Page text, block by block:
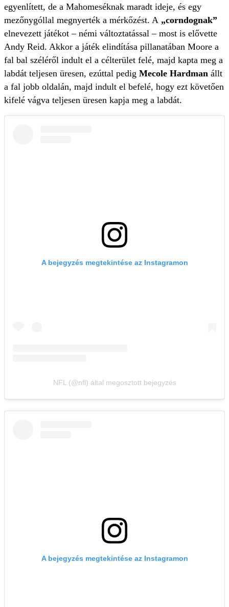
egyenlített, de a Mahomeséknak maradt ideje, és egy
mezőnygóllal megnyerték a mérkőzést. A „corndognak”
elnevezett játékot – némi változtatással – most is elővette
Andy Reid. Akkor a játék elindítása pillanatában Moore a
fal bal széléről indult el a célterület felé, majd kapta meg a
labdát teljesen üresen, ezúttal pedig Mecole Hardman állt
a fal jobb oldalán, majd indult el befelé, hogy ezt követően
kifelé vágva teljesen üresen kapja meg a labdát.
A bejegyzés megtekintése az Instagramon
NFL (@nfl) által megosztott bejegyzés
A bejegyzés megtekintése az Instagramon